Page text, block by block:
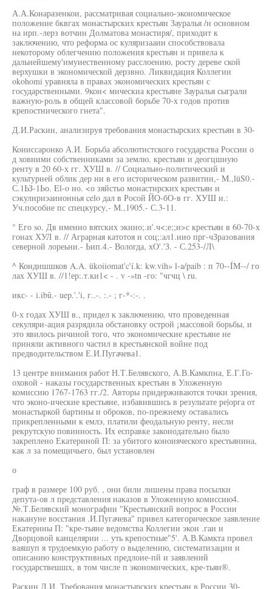
А.А.Конаразенкои, рассматривая социально-экономическое
положение бквгах монастырских крестьян Зауралья /н основном
на ирп.-лерз вотчин Долматова монастиря/, приходит к
заключению, что реформа ос куляризааии способствовала
некоторому облегчению положения крестьян и привела к
дальнейшему'имуиественному расслоению, росту дереве ской
верхушки в экономической дерзвно. Ликвидация Коллегии
okohomi уравняла в правах экономических крестьян с
государственными. 9кон< мическиа крестьяне Зауралья сыграли
важную-роль в общей классовой борьбе 70-х годов против
крепостнического гнета".
Д.И.Раскин, анализируя требования монастырских крестьян в 30-
Коииссаронко А.И. Борьба абсолютистского государства России о
д ховними собственниками за землю. крестьян и деогцшную
ренту в 20 60-х гг. ХУШ в. // Социально-политический и
культурней облик дер ни в его историческом развитии,- M.,lüS0.-
С.1ЬЗ-1Ьо. El-o но. <о зяйстьо монастнрских крестьян и
сэкулнриэаиионнья celo дал в Росой ЙО-бО-в гг. ХУШ и.:
Уч.пособие пс спецкурсу,- М.,1905.- С.3-11.
° Его so. Дв именно вятских экино;.и'.ч<;е;;и>с крестьян в 60-70-х
гонах ХУЛ в. // Аграрная катотоя и соц;:ал1.нио прг-чЗразования
северной лореьни.- Ьип.4.- Вологда, хО'.'З. - С.253-/Л\
^ Кондишшков A.A. ükoiiomat'c'í.k: kw.vih» l-a/paib : п 70--ÍM--/ го
лах ХУШ в. //1!ер:.т.ки1< - . v -»tn -го: "чгчц \ ru.
икс- - i.ibû.- uep.'.'i, г..-. :.- ; г-*-:-. .
0-х годах ХУШ в., придел к заключению, что проведенная
секуляри-ация разрядила обстановку острой ¡массовой борьбы, и
это явилось ричиной того, что экономические крестьяне не
приняли активного частил в крестьянской войне под
предводительством Е.И.Пугачева1.
13 центре внимания работ Н.Т.Белявского, А.В.Камкпна, Е.Г.Го-
оховой - наказы государственных крестьян в Уложенную
комиссию 1767-1763 гг./2. Авторы придерживаются точки зрения,
что эконо-ические крестьяне, избавившись в результате ре|орга от
монастыркой бартины и оброков, по-прежнему оставались
прикрепленными к емлэ, платили феодальную ренту, несли
рекрутскую повинность. Их есправке законодательно было
закреплено Екатериной П: за убитого коноияческого крестьянина,
как л за помещичьего, был установлен
о
граф в размере 100 руб. , они били лишены права посылки
депута-ов л представления наказов в Уложенную комиссию4.
№.Т.Белявский монографии "Крестьянский вопрос в России
накануне восстания .И.Пугачева" привел категорическое заявление
Екатерины П: "кре-тьяне ведомства Коллегии экон .гаи и
Дворцовой канцелярии ... уть крепостные"5'. А.В.Камкта провел
ваяшуп я трудоемкую работу о выделению, систематизации и
описанию конструктивных предлоие-пй и заявлений
государствешшх, в том числе п экономических, кре-тьян®.
Раскин Д.И. Требования монастырских крестьян в России 30-